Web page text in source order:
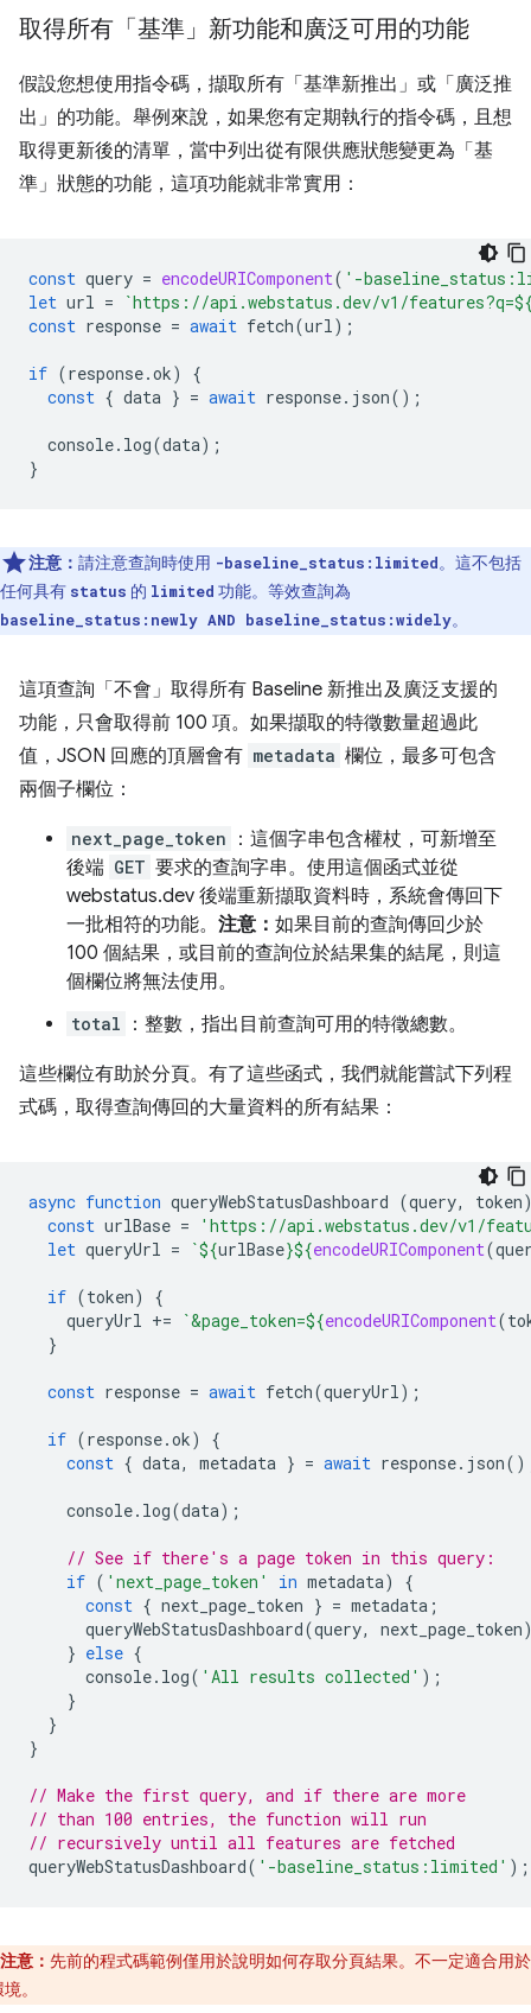
取得所有「基準」新功能和廣泛可用的功能
假設您想使用指令碼，擷取所有「基準新推出」或「廣泛推
出」的功能。舉例來說，如果您有定期執行的指令碼，且想
取得更新後的清單，當中列出從有限供應狀態變更為「基
準」狀態的功能，這項功能就非常實用：
const query = encodeURIComponent( '-
let url = `https://api.webstatus.dev/v1/features?q=
const response = await fetch(url);
if (response.ok)
{
const { data } = await response. json();
console. log(data);
}
注意： 請注意查詢時使用 -baseline_status:limited。這不包括
任何具有 status 的 limited 功能。等效查詢為
baseline_status:newly AND baseline_status:widely。
這項查詢「不會」 取得所有 Baseline 新推出及廣泛支援的
功能，只會取得前 100 項。如果擷取的特徵數量超過此
值，JSON 回應的頂層會有 metadata 欄位，最多可包含
兩個子欄位：
next_page_token
：這個字串包含權杖，可新增至
後端 GET 要求的查詢字串。使用這個函式並從
webstatus.dev 後端重新擷取資料時，系統會傳回下
一批相符的功能。 注意： 如果目前的查詢傳回少於
100 個結果，或目前的查詢位於結果集的結尾，則這
個欄位將無法使用。
total ：整數，指出目前查詢可用的特徵總數。
這些欄位有助於分頁。有了這些函式，我們就能嘗試下列程
式碼，取得查詢傳回的大量資料的所有結果：
async function queryWebStatusDashboard (query, token
const urlBase =
'https://api.webstatus.dev/v1/
let queryUrl = `${urlBase}${encodeURIComponent(
if (token)
{
queryUrl += `&page_token=${encodeURIComponent(
}
const response = await fetch(queryUrl);
if (response.ok)
{
const { data, metadata } = await response. json
console. log(data);
// See if there's a page token in this query:
if ( 'next_page_token' in metadata)
{
const { next_page_token } = metadata ;
queryWebStatusDashboard(query, next_page_token
} else {
console. log( 'All results collected' );
}
}
}
// Make the first query, and if there are more
// than 100 entries, the function will run
// recursively until all features are fetched
queryWebStatusDashboard( '-baseline_status:limited' );
注意： 先前的程式碼範例僅用於說明如何存取分頁結果。不一定適合用
。